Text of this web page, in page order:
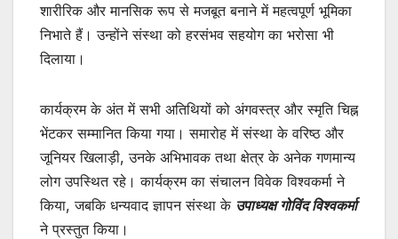
शारीरिक और मानसिक रूप से मजबूत बनाने में महत्वपूर्ण भूमिका
निभाते हैं। उन्होंने संस्था को हरसंभव सहयोग का भरोसा भी
दिलाया।
कार्यक्रम के अंत में सभी अतिथियों को अंगवस्त्र और स्मृति चिह्न
भेंटकर सम्मानित किया गया। समारोह में संस्था के वरिष्ठ और
जूनियर खिलाड़ी, उनके अभिभावक तथा क्षेत्र के अनेक गणमान्य
लोग उपस्थित रहे। कार्यक्रम का संचालन विवेक विश्वकर्मा ने
किया, जबकि धन्यवाद ज्ञापन संस्था के उपाध्यक्ष गोविंद विश्वकर्मा
ने प्रस्तुत किया।